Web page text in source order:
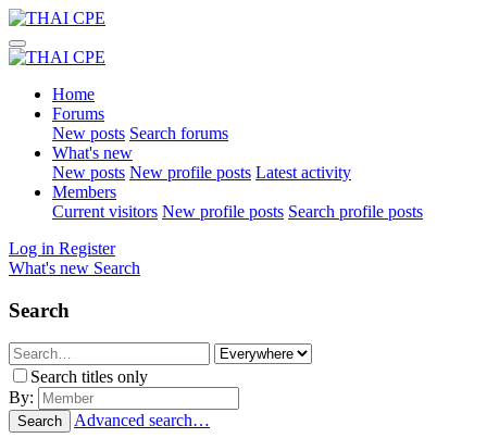
Home
Forums
New posts Search forums
What's new
New posts New profile posts Latest activity
Members
Current visitors New profile posts Search profile posts
Log in Register
What's new Search
Search
Search titles only
By:
Search Advanced search…